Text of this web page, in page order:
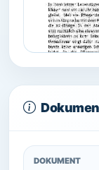
DOKUMENT